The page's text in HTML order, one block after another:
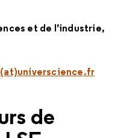
et de l’industrie,
de